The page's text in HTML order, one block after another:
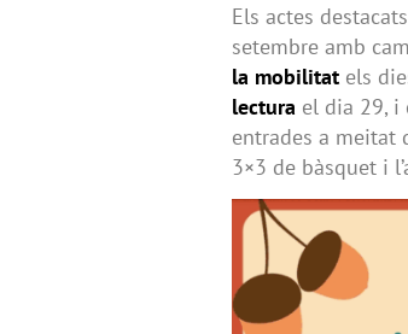
Els actes
setembre amb
la mobilitat els
lectura el dia 29, i
entrades a meitat
3×3 de bàsquet i